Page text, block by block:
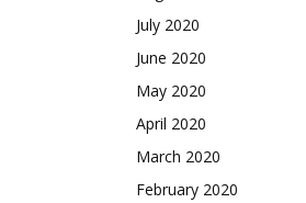
July 2020
June 2020
May 2020
April 2020
March 2020
February 2020